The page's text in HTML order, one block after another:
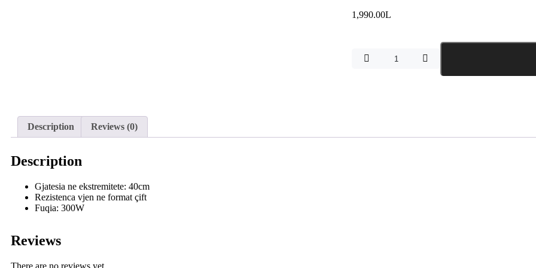
1,990.00L
Description Reviews (0)
Description
Gjatesia ne ekstremitete: 40cm
Rezistenca vjen ne format çift
Fuqia: 300W
Reviews
There are no reviews yet.